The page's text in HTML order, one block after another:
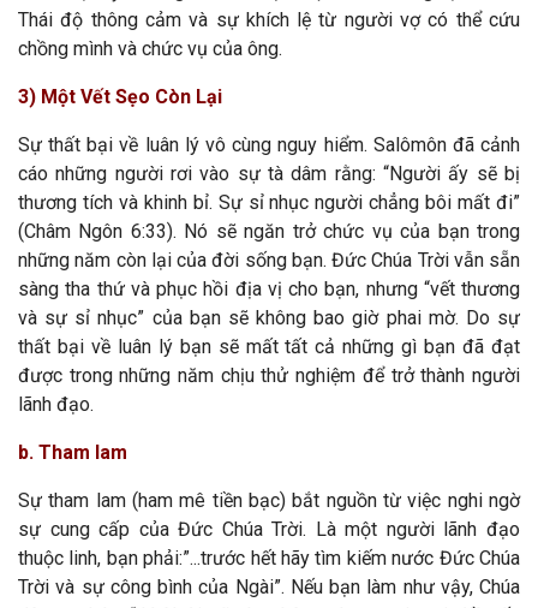
Thái độ thông cảm và sự khích lệ từ người vợ có thể cứu
chồng mình và chức vụ của ông.
3) Một Vết Sẹo Còn Lại
Sự thất bại về luân lý vô cùng nguy hiểm. Salômôn đã cảnh
cáo những người rơi vào sự tà dâm rằng: “Người ấy sẽ bị
thương tích và khinh bỉ. Sự sỉ nhục người chẳng bôi mất đi”
(Châm Ngôn 6:33). Nó sẽ ngăn trở chức vụ của bạn trong
những năm còn lại của đời sống bạn. Đức Chúa Trời vẫn sẵn
sàng tha thứ và phục hồi địa vị cho bạn, nhưng “vết thương
và sự sỉ nhục” của bạn sẽ không bao giờ phai mờ. Do sự
thất bại về luân lý bạn sẽ mất tất cả những gì bạn đã đạt
được trong những năm chịu thử nghiệm để trở thành người
lãnh đạo.
b. Tham lam
Sự tham lam (ham mê tiền bạc) bắt nguồn từ việc nghi ngờ
sự cung cấp của Đức Chúa Trời. Là một người lãnh đạo
thuộc linh, bạn phải:”...trước hết hãy tìm kiếm nước Đức Chúa
Trời và sự công bình của Ngài”. Nếu bạn làm như vậy, Chúa